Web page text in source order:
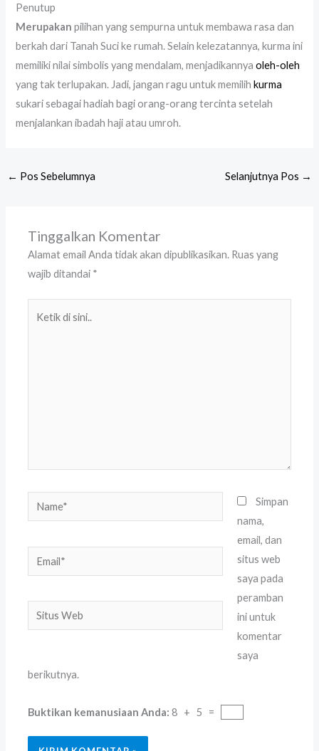
Penutup
Merupakanpilihan yang sempurna untuk membawa rasa dan
berkah dari Tanah Suci ke rumah. Selain kelezatannya, kurma ini
memiliki nilai simbolis yang mendalam, menjadikannyaoleh-oleh
yang tak terlupakan. Jadi, jangan ragu untuk memilihkurma
sukari sebagai hadiah bagi orang-orang tercinta setelah
menjalankan ibadah haji atau umroh.
← Pos Sebelumnya Selanjutnya Pos →
Tinggalkan Komentar
Alamat email Anda tidak akan dipublikasikan. Ruas yang
wajib ditandai *
Name*
Email*
Situs
Web
Simpan
nama,
email, dan
situs web
saya pada
peramban
ini untuk
komentar
saya
berikutnya.
Buktikan kemanusiaan Anda:8 + 5 =